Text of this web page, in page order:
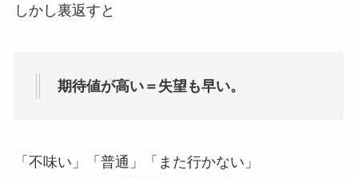
しかし裏返すと
期待値が高い＝失望も早い。
「不味い」「普通」「また行かない」